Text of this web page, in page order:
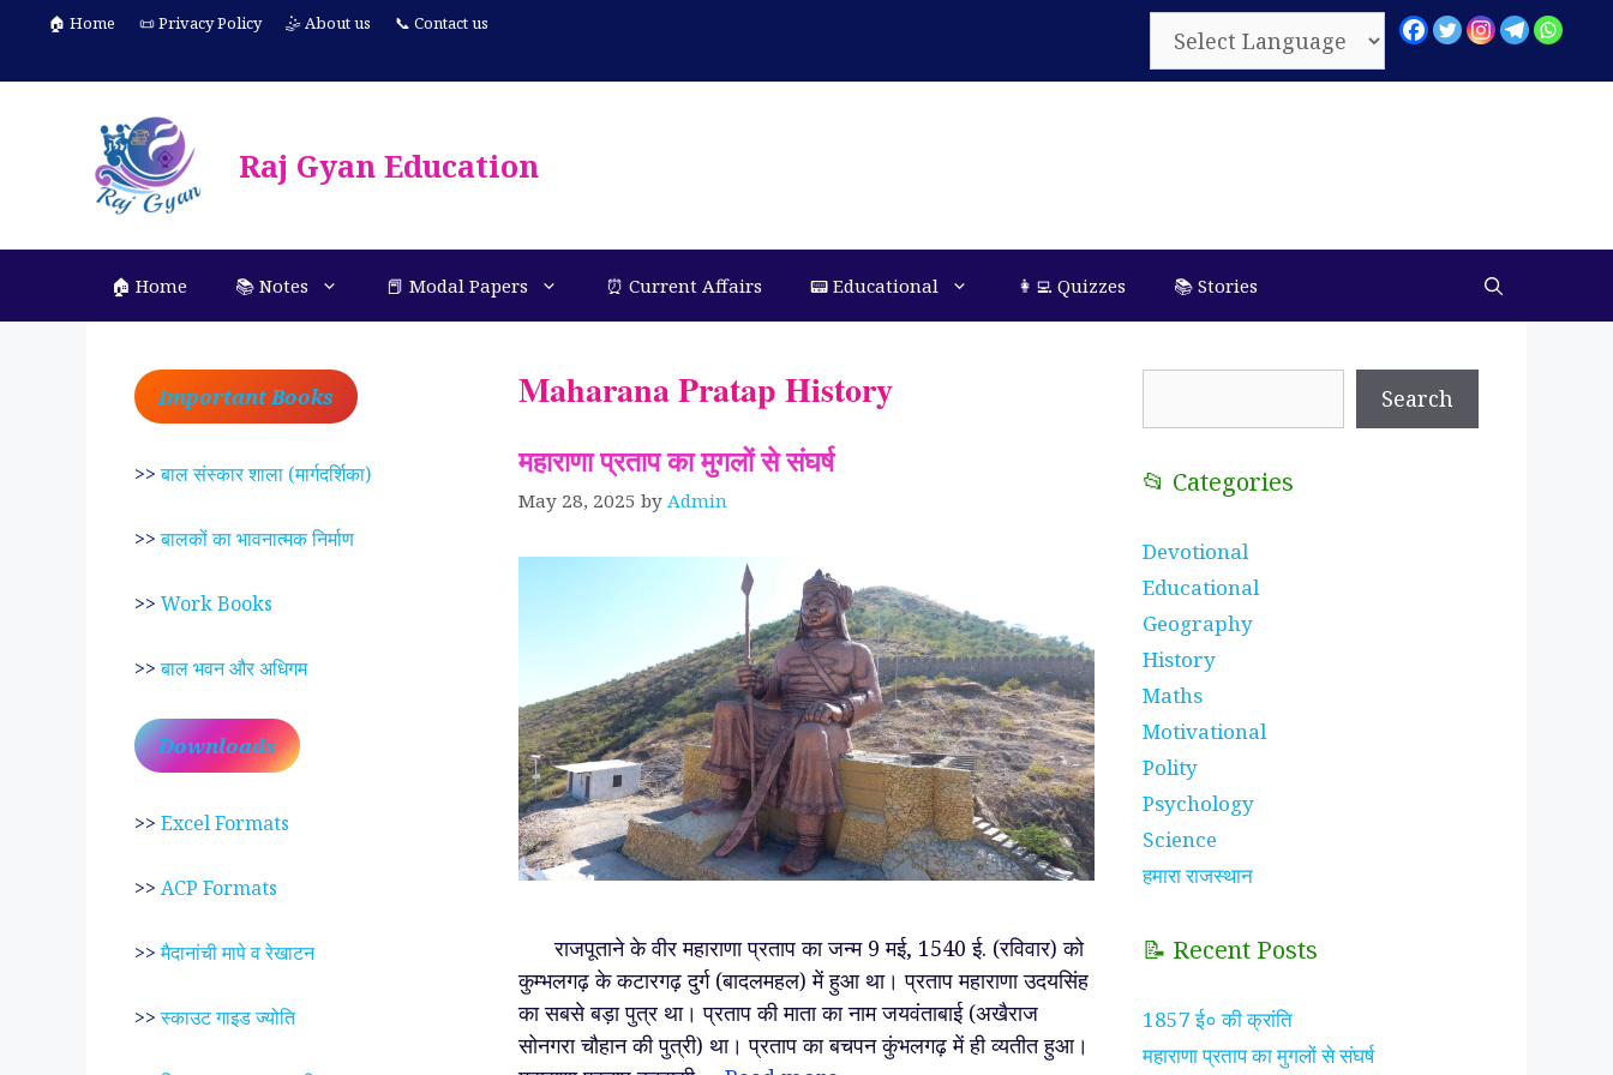
content
🏠 Home 📜 Privacy Policy 🤹 About us 📞 Contact us
Raj Gyan Education
🏠 Home 📚 Notes 📕 Modal Papers ⏰ Current Affairs 📟 Educational 👩‍💻 Quizzes 📚 Stories
Maharana Pratap History
महाराणा प्रताप का मुगलों से संघर्ष
May 28, 2025 by Admin
राजपूताने के वीर महाराणा प्रताप का जन्म 9 मई, 1540 ई. (रविवार) को
कुम्भलगढ़ के कटारगढ़ दुर्ग (बादलमहल) में हुआ था। प्रताप महाराणा उदयसिंह
का सबसे बड़ा पुत्र था। प्रताप की माता का नाम जयवंताबाई (अखैराज
सोनगरा चौहान की पुत्री) था। प्रताप का बचपन कुंभलगढ़ में ही व्यतीत हुआ।
Important Books
>>बाल संस्कार शाला (मार्गदर्शिका)
>>बालकों का भावनात्मक निर्माण
>> Work Books
>>बाल भवन और अधिगम
Downloads
>> Excel Formats
>> ACP Formats
>>मैदानांची मापे व रेखाटन
>>स्काउट गाइड ज्योति
Search
📂 Categories
Devotional
Educational
Geography
History
Maths
Motivational
Polity
Psychology
Science
हमारा राजस्थान
📝 Recent Posts
1857 ई० की क्रांति
महाराणा प्रताप का मुगलों से संघर्ष